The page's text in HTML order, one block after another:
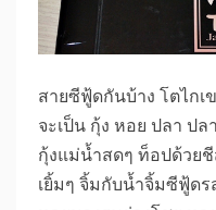
สายซีฟู้ดกันบ้าง โตไกเ
จะเป็น กุ้ง หอย ปลา ป
กุ้งแม่น้ำสดๆ ท็อปด้วย
เยิ้มๆ จิ้มกับน้ำจิ้มซีฟู้ด